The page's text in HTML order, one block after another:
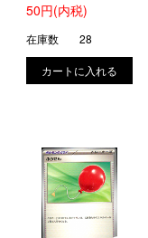
50円(内税)
在庫数 28